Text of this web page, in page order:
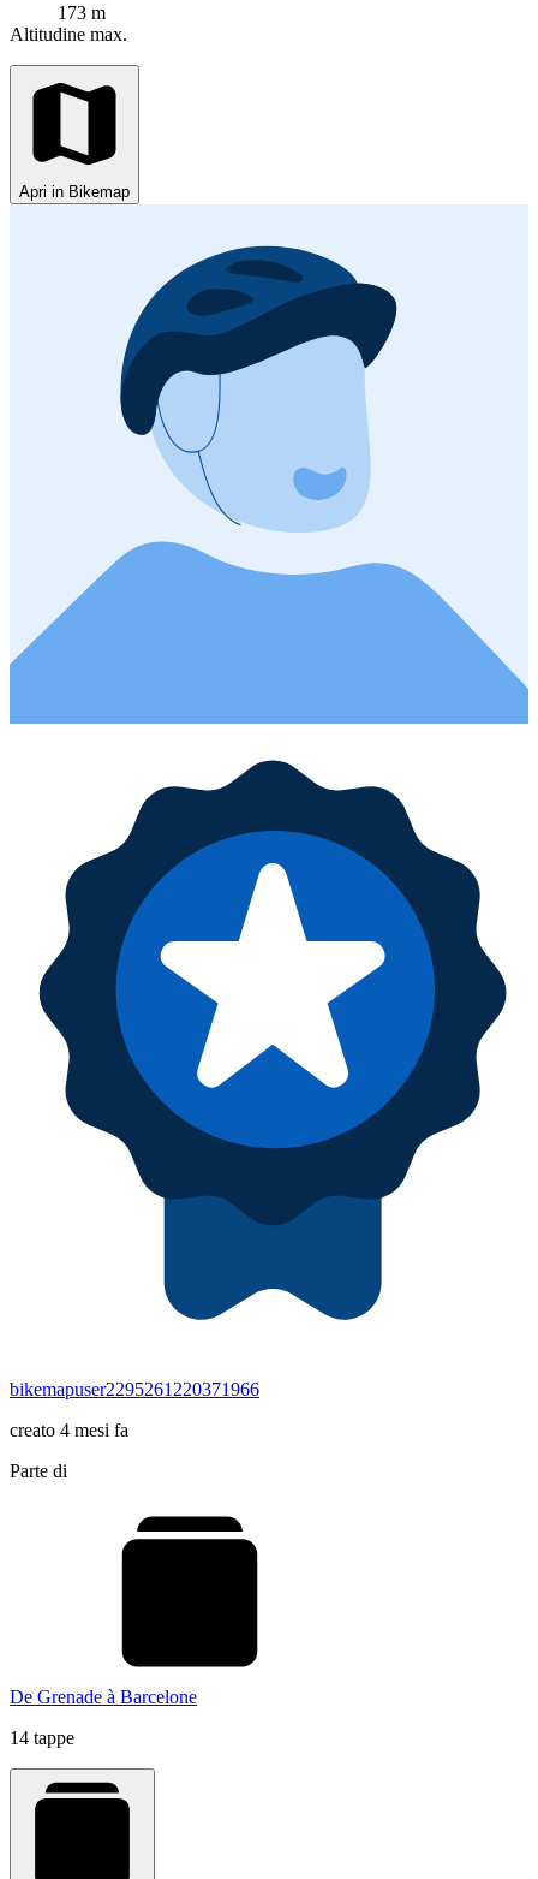
173 m
Altitudine max.
Apri in Bikemap
bikemapuser2295261220371966
creato 4 mesi fa
Parte di
De Grenade à Barcelone
14 tappe